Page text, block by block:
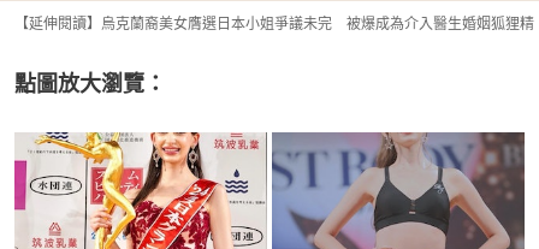
【延伸閱讀】烏克蘭裔美女膺選日本小姐爭議未完 被爆成為介入醫生婚姻狐狸精
點圖放大瀏覽：